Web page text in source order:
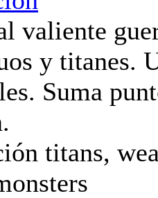
valiente
y titanes.
Suma
titans,